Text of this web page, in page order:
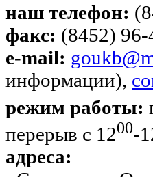
наш телефон:
факс: (8452) 96-
e-mail:
информации),
режим работы:
перерыв с 1200-
адреса: